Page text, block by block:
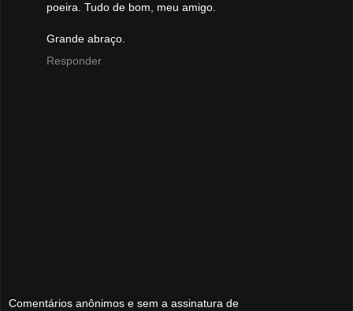
poeira. Tudo de bom, meu amigo.
Grande abraço.
Responder
Comentários anônimos e sem a assinatura de